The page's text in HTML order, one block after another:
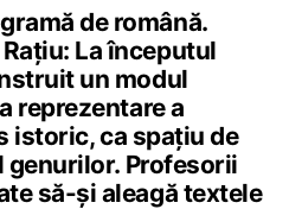
de română.
La începutul
un modul
reprezentare a
istoric, ca spațiu de
genurilor. Profesorii
să-și aleagă textele